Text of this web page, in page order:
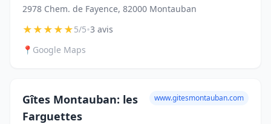
2978 Chem. de Fayence, 82000 Montauban
★★★★★5/5•3 avis
📍 Google Maps
Gîtes Montauban: les
Farguettes
www.gitesmontauban.com